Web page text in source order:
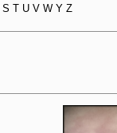
S T U V W Y Z